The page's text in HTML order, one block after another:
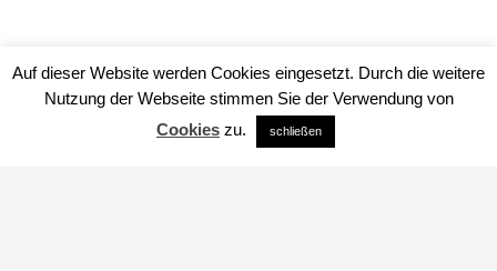
Auf dieser Website werden Cookies eingesetzt. Durch die weitere
Nutzung der Webseite stimmen Sie der Verwendung von
Cookies zu. schließen